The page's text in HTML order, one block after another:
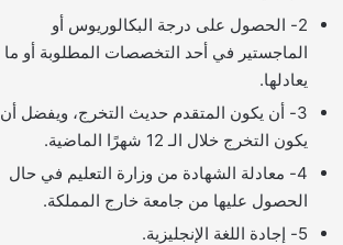
2- الحصول على درجة البكالوريوس أو
الماجستير في أحد التخصصات المطلوبة أو ما
يعادلها.
3- أن يكون المتقدم حديث التخرج، ويفضل أن
يكون التخرج خلال الـ 12 شهرًا الماضية.
4- معادلة الشهادة من وزارة التعليم في حال
الحصول عليها من جامعة خارج المملكة.
5- إجادة اللغة الإنجليزية.